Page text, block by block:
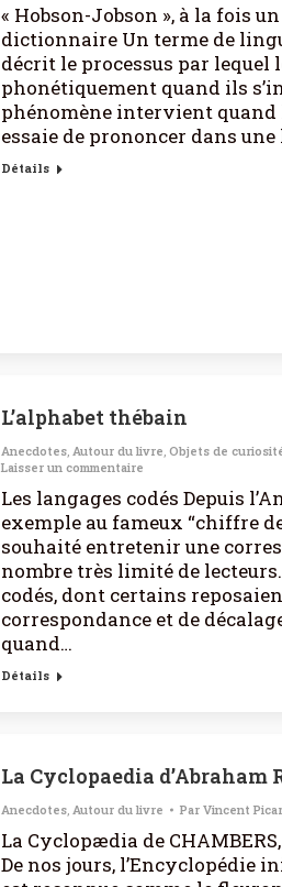
« Hobson-Jobson », à la fois
dictionnaire Un terme de
décrit le processus par
phonétiquement quand ils
phénomène intervient quand
essaie de prononcer dans
Détails
L’alphabet thébain
Anecdotes,Autour du livre,Objets de
Laisser un commentaire
Les langages codés Depuis
exemple au fameux “chiffre
souhaité entretenir une
nombre très limité de
codés, dont certains
correspondance et de
quand…
Détails
La Cyclopaedia d’Abraham
Anecdotes,Autour du livre ParVincent
La Cyclopædia de
De nos jours, l’Encyclopédie